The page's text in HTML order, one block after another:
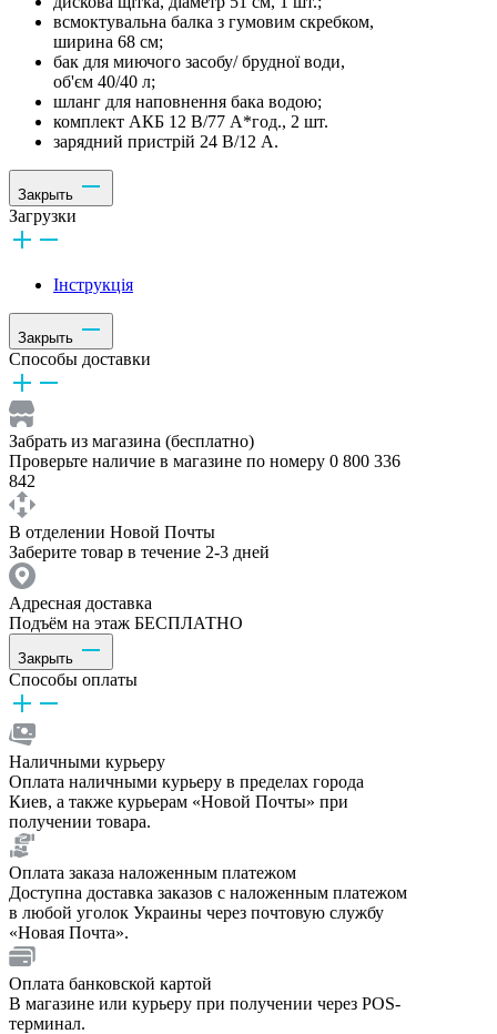
всмоктувальна балка з гумовим скребком,
ширина 68 см;
бак для миючого засобу/ брудної води,
об'єм 40/40 л;
шланг для наповнення бака водою;
комплект АКБ 12 В/77 А*год., 2 шт.
зарядний пристрій 24 В/12 A.
Закрыть
Загрузки
Інструкція
Закрыть
Способы доставки
Забрать из магазина (бесплатно)
Проверьте наличие в магазине по номеру 0 800 336
842
В отделении Новой Почты
Заберите товар в течение 2-3 дней
Адресная доставка
Подъём на этаж БЕСПЛАТНО
Закрыть
Способы оплаты
Наличными курьеру
Оплата наличными курьеру в пределах города
Киев, а также курьерам «Новой Почты» при
получении товара.
Оплата заказа наложенным платежом
Доступна доставка заказов с наложенным платежом
в любой уголок Украины через почтовую службу
«Новая Почта».
Оплата банковской картой
В магазине или курьеру при получении через POS-
терминал.